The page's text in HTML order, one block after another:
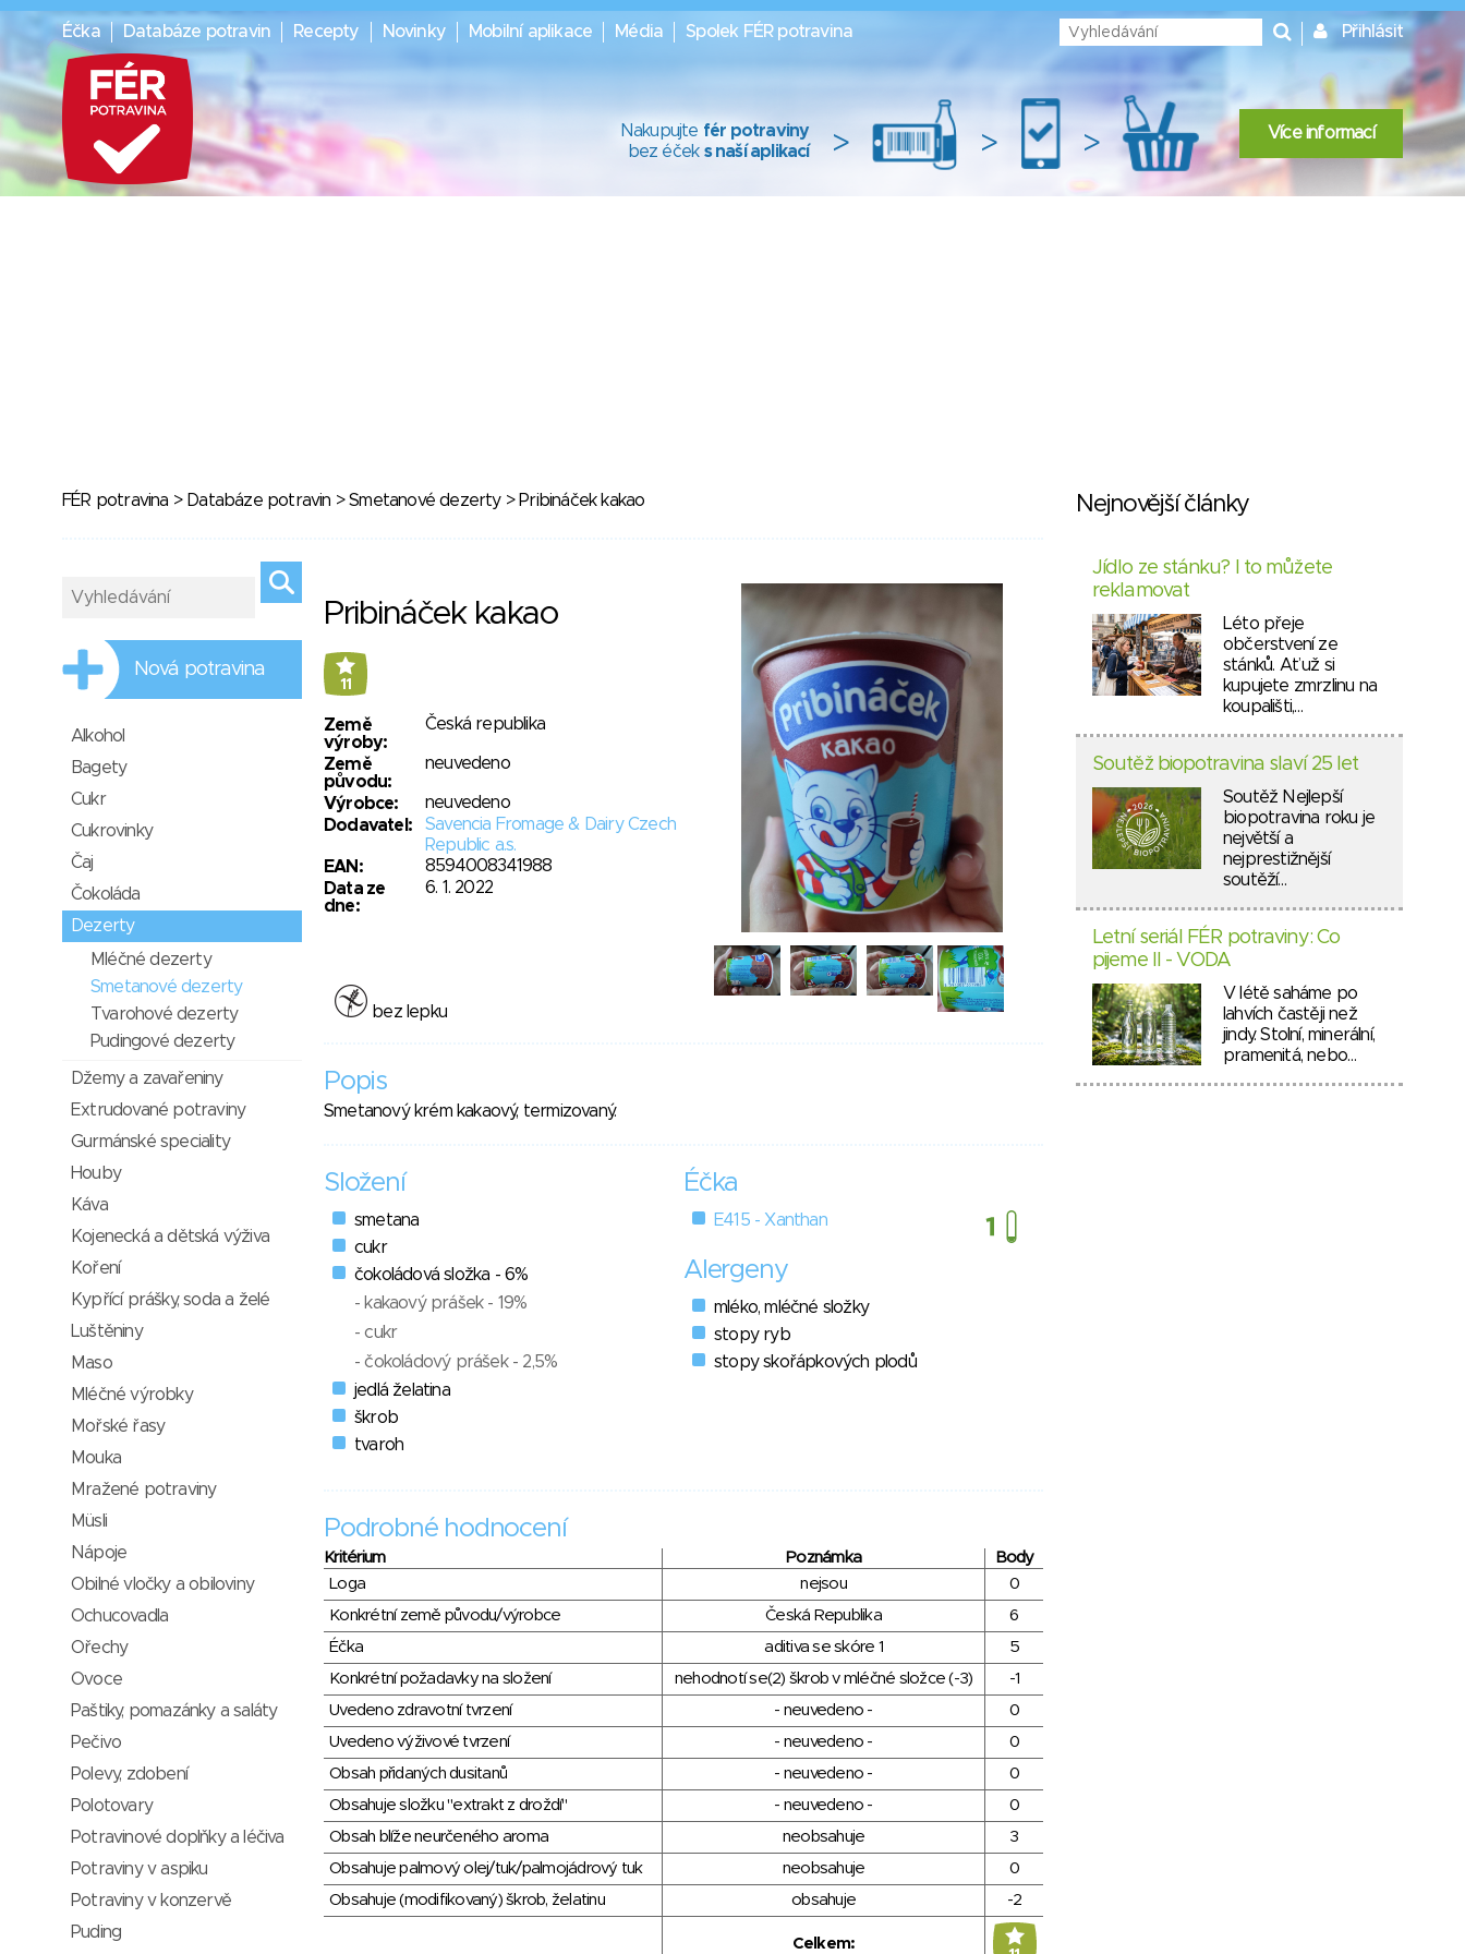
Éčka Databáze potravin Recepty Novinky Mobilní aplikace Média Spolek FÉR potravina Přihlásit
Nakupujte fér potraviny
bez éček s naší aplikací > > > Více informací
FÉR potravina > Databáze potravin >Smetanové dezerty> Pribináček kakao
Pribináček kakao
11
Země
výroby:
Česká republika
Země
původu:
neuvedeno
Výrobce:
neuvedeno
Dodavatel:
Savencia Fromage & Dairy Czech
Republic a.s.
EAN:
8594008341988
Data ze
dne:
6. 1. 2022
bez lepku
Popis
Smetanový krém kakaový, termizovaný.
Složení
smetana
cukr
čokoládová složka - 6%
- kakaový prášek - 19%
- cukr
- čokoládový prášek - 2,5%
jedlá želatina
škrob
tvaroh
Éčka
E415 - Xanthan
Alergeny
mléko, mléčné složky
stopy ryb
stopy skořápkových plodů
Podrobné hodnocení
Kritérium Poznámka
Body
Loga
nejsou
0
Konkrétní země původu/výrobce
Česká Republika
6
Éčka
aditiva se skóre 1
5
Konkrétní požadavky na složení
nehodnotí se(2) škrob v mléčné složce (-3)
-1
Uvedeno zdravotní tvrzení
- neuvedeno -
0
Uvedeno výživové tvrzení
- neuvedeno -
0
Obsah přidaných dusitanů
- neuvedeno -
0
Obsahuje složku "extrakt z droždí"
- neuvedeno -
0
Obsah blíže neurčeného aroma
neobsahuje
3
Obsahuje palmový olej/tuk/palmojádrový tuk
neobsahuje
0
Obsahuje (modifikovaný) škrob, želatinu
obsahuje -2
Celkem:
Nová potravina
Alkohol
Bagety
Cukr
Cukrovinky
Čaj
Čokoláda
Dezerty
Mléčné dezerty
Smetanové dezerty
Tvarohové dezerty
Pudingové dezerty
Džemy a zavařeniny
Extrudované potraviny
Gurmánské speciality
Houby
Káva
Kojenecká a dětská výživa
Koření
Kypřící prášky, soda a želé
Luštěniny
Maso
Mléčné výrobky
Mořské řasy
Mouka
Mražené potraviny
Müsli
Nápoje
Obilné vločky a obiloviny
Ochucovadla
Ořechy
Ovoce
Paštiky, pomazánky a saláty
Pečivo
Polevy, zdobení
Polotovary
Potravinové doplňky a léčiva
Potraviny v aspiku
Potraviny v konzervě
Puding
Nejnovější články
Jídlo ze stánku? I to můžete
reklamovat
Léto přeje
občerstvení ze
stánků. Ať už si
kupujete zmrzlinu na
koupališti,…
Soutěž biopotravina slaví 25 let
Soutěž Nejlepší
biopotravina roku je
největší a
nejprestižnější
soutěží…
Letní seriál FÉR potraviny: Co
pijeme II - VODA
V létě saháme po
lahvích častěji než
jindy. Stolní, minerální,
pramenitá, nebo…